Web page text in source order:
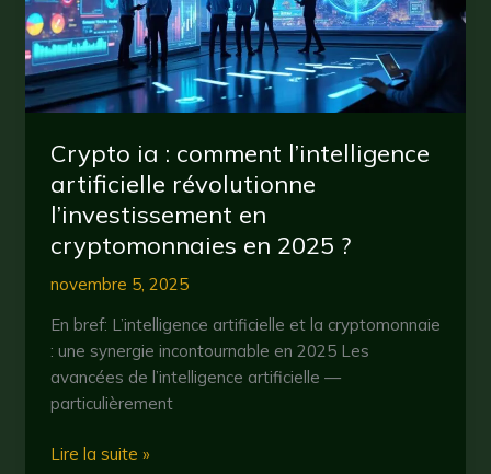
artificielle
décentralisée
Crypto ia : comment l’intelligence
artificielle révolutionne
l’investissement en
cryptomonnaies en 2025 ?
novembre 5, 2025
En bref: L’intelligence artificielle et la cryptomonnaie
: une synergie incontournable en 2025 Les
avancées de l’intelligence artificielle —
particulièrement
Crypto
Lire la suite »